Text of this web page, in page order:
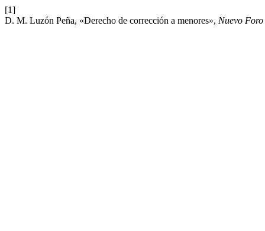
[1]
D. M. Luzón Peña, «Derecho de corrección a menores», Nuevo